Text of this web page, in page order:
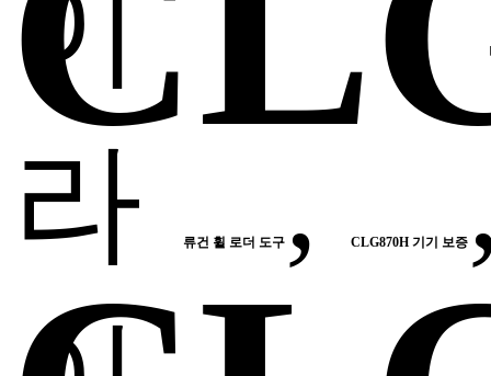
라
류건 휠 로더 도구 , CLG870H 기기 보증